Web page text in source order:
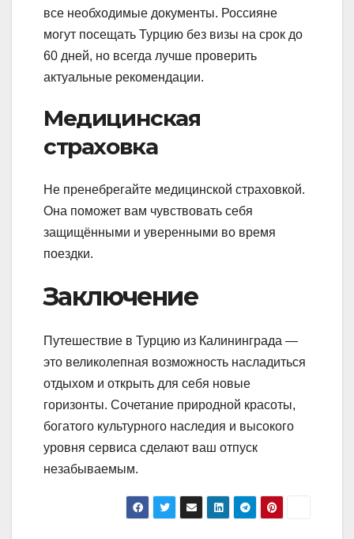
все необходимые документы. Россияне
могут посещать Турцию без визы на срок до
60 дней, но всегда лучше проверить
актуальные рекомендации.
Медицинская
страховка
Не пренебрегайте медицинской страховкой.
Она поможет вам чувствовать себя
защищёнными и уверенными во время
поездки.
Заключение
Путешествие в Турцию из Калининграда —
это великолепная возможность насладиться
отдыхом и открыть для себя новые
горизонты. Сочетание природной красоты,
богатого культурного наследия и высокого
уровня сервиса сделают ваш отпуск
незабываемым.